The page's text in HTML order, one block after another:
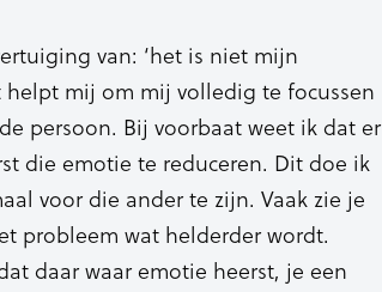
van: ‘het is niet mijn
helpt mij om mij volledig te focussen
persoon. Bij voorbaat weet ik dat er
die emotie te reduceren. Dit doe ik
voor die ander te zijn. Vaak zie je
probleem wat helderder wordt.
daar waar emotie heerst, je een